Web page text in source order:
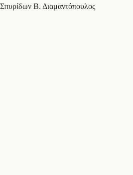
Σπυρίδων Β. Διαμαντόπουλος